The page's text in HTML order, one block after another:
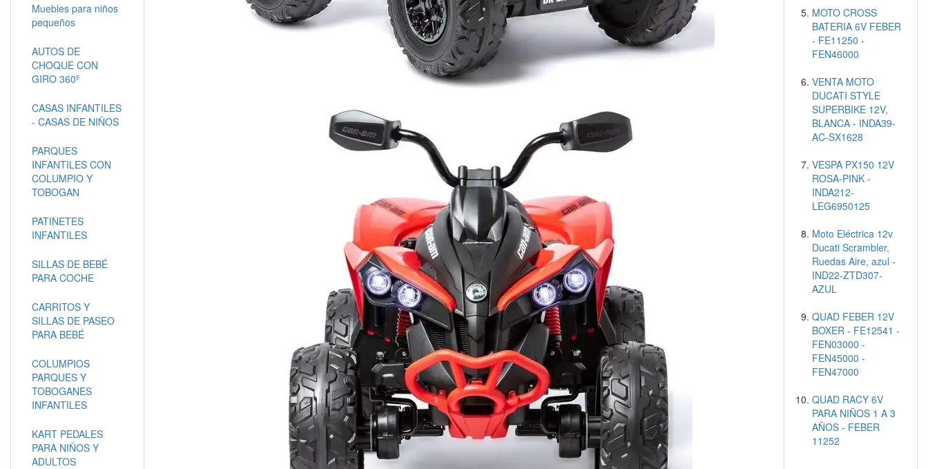
Muebles para niños
pequeños
AUTOS DE
CHOQUE CON
GIRO 360º
CASAS INFANTILES
- CASAS DE NIÑOS
PARQUES
INFANTILES CON
COLUMPIO Y
TOBOGAN
PATINETES
INFANTILES
SILLAS DE BEBÉ
PARA COCHE
CARRITOS Y
SILLAS DE PASEO
PARA BEBÉ
COLUMPIOS
PARQUES Y
TOBOGANES
INFANTILES
KART PEDALES
PARA NIÑOS Y
ADULTOS
MOTO CROSS
BATERIA 6V FEBER
- FE11250 -
FEN46000
VENTA MOTO
DUCATI STYLE
SUPERBIKE 12V,
BLANCA - INDA39-
AC-SX1628
VESPA PX150 12V
ROSA-PINK -
INDA212-
LEG6950125
Moto Eléctrica 12v
Ducati Scrambler,
Ruedas Aire, azul -
IND22-ZTD307-
AZUL
QUAD FEBER 12V
BOXER - FE12541 -
FEN03000 -
FEN45000 -
FEN47000
QUAD RACY 6V
PARA NIÑOS 1 A 3
AÑOS - FEBER
11252